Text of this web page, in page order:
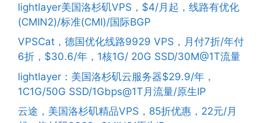
lightlayer美国洛杉矶VPS，$4/月起，线路有优化
(CMIN2)/标准(CMI)/国际BGP
VPSCat，德国优化线路9929 VPS，月付7折/年付
6折，$30.6/年，1核1G/ 20G SSD/30M@1T流量
lightlayer：美国洛杉矶云服务器$29.9/年，
1C1G/50G SSD/1Gbps@1T月流量/原生IP
云途，美国洛杉矶精品VPS，85折优惠，22元/月